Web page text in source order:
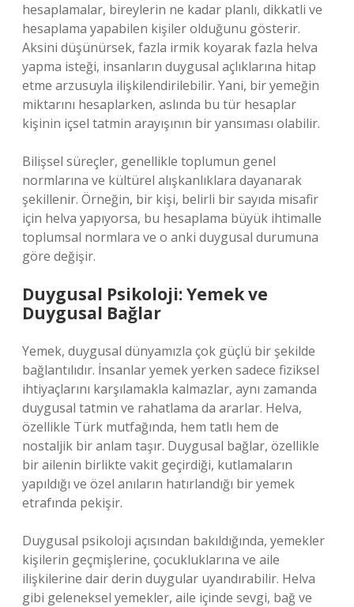
hesaplamalar, bireylerin ne kadar planlı, dikkatli ve
hesaplama yapabilen kişiler olduğunu gösterir.
Aksini düşünürsek, fazla irmik koyarak fazla helva
yapma isteği, insanların duygusal açlıklarına hitap
etme arzusuyla ilişkilendirilebilir. Yani, bir yemeğin
miktarını hesaplarken, aslında bu tür hesaplar
kişinin içsel tatmin arayışının bir yansıması olabilir.
Bilişsel süreçler, genellikle toplumun genel
normlarına ve kültürel alışkanlıklara dayanarak
şekillenir. Örneğin, bir kişi, belirli bir sayıda misafir
için helva yapıyorsa, bu hesaplama büyük ihtimalle
toplumsal normlara ve o anki duygusal durumuna
göre değişir.
Duygusal Psikoloji: Yemek ve
Duygusal Bağlar
Yemek, duygusal dünyamızla çok güçlü bir şekilde
bağlantılıdır. İnsanlar yemek yerken sadece fiziksel
ihtiyaçlarını karşılamakla kalmazlar, aynı zamanda
duygusal tatmin ve rahatlama da ararlar. Helva,
özellikle Türk mutfağında, hem tatlı hem de
nostaljik bir anlam taşır. Duygusal bağlar, özellikle
bir ailenin birlikte vakit geçirdiği, kutlamaların
yapıldığı ve özel anıların hatırlandığı bir yemek
etrafında pekişir.
Duygusal psikoloji açısından bakıldığında, yemekler
kişilerin geçmişlerine, çocukluklarına ve aile
ilişkilerine dair derin duygular uyandırabilir. Helva
gibi geleneksel yemekler, aile içinde sevgi, bağ ve